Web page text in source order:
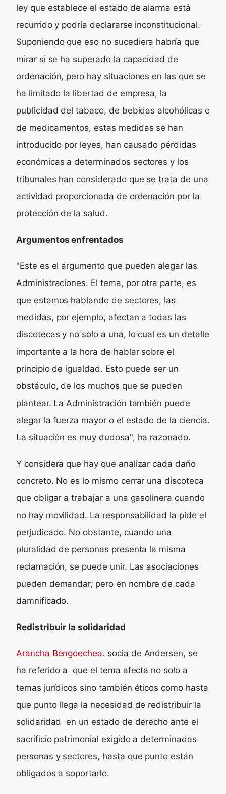
ley que establece el estado de alarma está
recurrido y podría declararse inconstitucional.
Suponiendo que eso no sucediera habría que
mirar si se ha superado la capacidad de
ordenación, pero hay situaciones en las que se
ha limitado la libertad de empresa, la
publicidad del tabaco, de bebidas alcohólicas o
de medicamentos, estas medidas se han
introducido por leyes, han causado pérdidas
económicas a determinados sectores y los
tribunales han considerado que se trata de una
actividad proporcionada de ordenación por la
protección de la salud.
Argumentos enfrentados
"Este es el argumento que pueden alegar las
Administraciones. El tema, por otra parte, es
que estamos hablando de sectores, las
medidas, por ejemplo, afectan a todas las
discotecas y no solo a una, lo cual es un detalle
importante a la hora de hablar sobre el
principio de igualdad. Esto puede ser un
obstáculo, de los muchos que se pueden
plantear. La Administración también puede
alegar la fuerza mayor o el estado de la ciencia.
La situación es muy dudosa", ha razonado.
Y considera que hay que analizar cada daño
concreto. No es lo mismo cerrar una discoteca
que obligar a trabajar a una gasolinera cuando
no hay movilidad. La responsabilidad la pide el
perjudicado. No obstante, cuando una
pluralidad de personas presenta la misma
reclamación, se puede unir. Las asociaciones
pueden demandar, pero en nombre de cada
damnificado.
Redistribuir la solidaridad
Arancha Bengoechea. socia de Andersen, se
ha referido a que el tema afecta no solo a
temas jurídicos sino también éticos como hasta
que punto llega la necesidad de redistribuir la
solidaridad en un estado de derecho ante el
sacrificio patrimonial exigido a determinadas
personas y sectores, hasta que punto están
obligados a soportarlo.